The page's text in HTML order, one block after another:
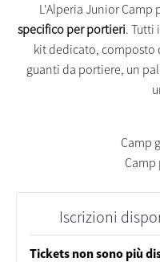
L'Alperia Junior Camp
specifico per portieri. Tutti
kit dedicato, composto
guanti da portiere, un
Camp
Camp
Iscrizioni
Tickets non sono più